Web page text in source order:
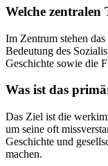
Welche zentralen
Im Zentrum stehen
Bedeutung des
Geschichte sowie die
Was ist das
Das Ziel ist die
um seine oft
Geschichte und
machen.